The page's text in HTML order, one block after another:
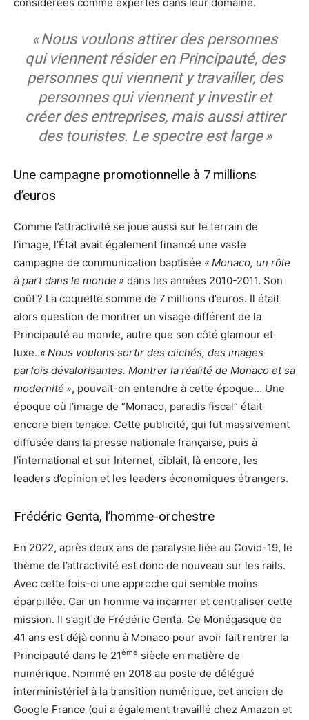
« Nous voulons attirer des personnes
qui viennent résider en Principauté, des
personnes qui viennent y travailler, des
personnes qui viennent y investir et
créer des entreprises, mais aussi attirer
des touristes. Le spectre est large »
Une campagne promotionnelle à 7 millions
d’euros
Comme l’attractivité se joue aussi sur le terrain de
l’image, l’État avait également financé une vaste
campagne de communication baptisée « Monaco, un rôle
à part dans le monde » dans les années 2010-2011. Son
coût ? La coquette somme de 7 millions d’euros. Il était
alors question de montrer un visage différent de la
Principauté au monde, autre que son côté glamour et
luxe. « Nous voulons sortir des clichés, des images
parfois dévalorisantes. Montrer la réalité de Monaco et sa
modernité », pouvait-on entendre à cette époque… Une
époque où l’image de “Monaco, paradis fiscal” était
encore bien tenace. Cette publicité, qui fut massivement
diffusée dans la presse nationale française, puis à
l’international et sur Internet, ciblait, là encore, les
leaders d’opinion et les leaders économiques étrangers.
Frédéric Genta, l’homme-orchestre
En 2022, après deux ans de paralysie liée au Covid-19, le
thème de l’attractivité est donc de nouveau sur les rails.
Avec cette fois-ci une approche qui semble moins
éparpillée. Car un homme va incarner et centraliser cette
mission. Il s’agit de Frédéric Genta. Ce Monégasque de
41 ans est déjà connu à Monaco pour avoir fait rentrer la
Principauté dans le 21ème siècle en matière de
numérique. Nommé en 2018 au poste de délégué
interministériel à la transition numérique, cet ancien de
Google France (qui a également travaillé chez Amazon et